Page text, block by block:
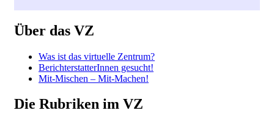
Über das VZ
Was ist das virtuelle Zentrum?
BerichterstatterInnen gesucht!
Mit-Mischen – Mit-Machen!
Die Rubriken im VZ